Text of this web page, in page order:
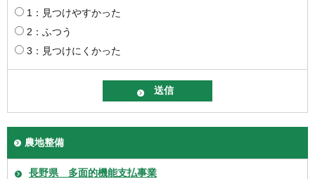
1：見つけやすかった
2：ふつう
3：見つけにくかった
農地整備
長野県 多面的機能支払事業